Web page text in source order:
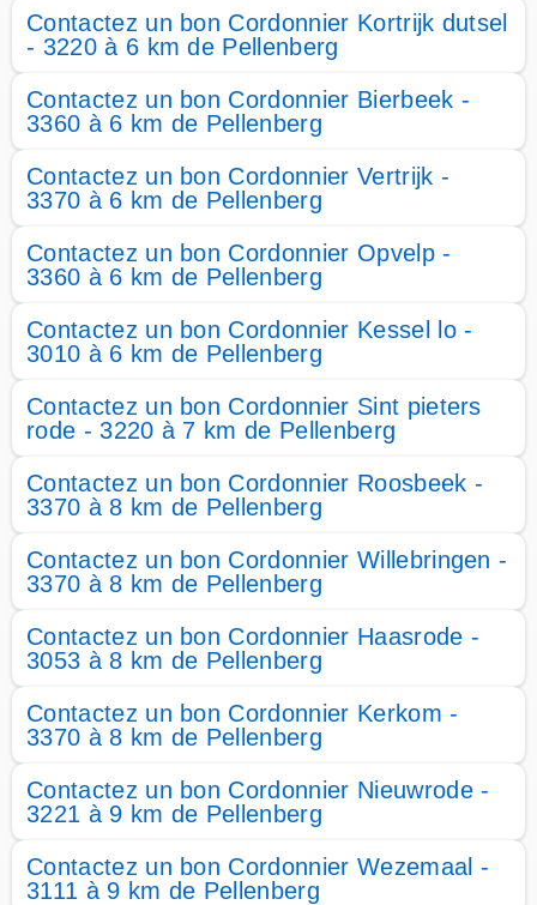
Contactez un bon Cordonnier Kortrijk dutsel
- 3220 à 6 km de Pellenberg
Contactez un bon Cordonnier Bierbeek -
3360 à 6 km de Pellenberg
Contactez un bon Cordonnier Vertrijk -
3370 à 6 km de Pellenberg
Contactez un bon Cordonnier Opvelp -
3360 à 6 km de Pellenberg
Contactez un bon Cordonnier Kessel lo -
3010 à 6 km de Pellenberg
Contactez un bon Cordonnier Sint pieters
rode - 3220 à 7 km de Pellenberg
Contactez un bon Cordonnier Roosbeek -
3370 à 8 km de Pellenberg
Contactez un bon Cordonnier Willebringen -
3370 à 8 km de Pellenberg
Contactez un bon Cordonnier Haasrode -
3053 à 8 km de Pellenberg
Contactez un bon Cordonnier Kerkom -
3370 à 8 km de Pellenberg
Contactez un bon Cordonnier Nieuwrode -
3221 à 9 km de Pellenberg
Contactez un bon Cordonnier Wezemaal -
3111 à 9 km de Pellenberg